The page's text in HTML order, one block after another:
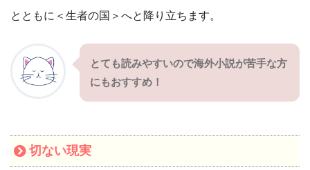
とともに＜生者の国＞へと降り立ちます。
とても読みやすいので海外小説が苦手な方
にもおすすめ！
切ない現実